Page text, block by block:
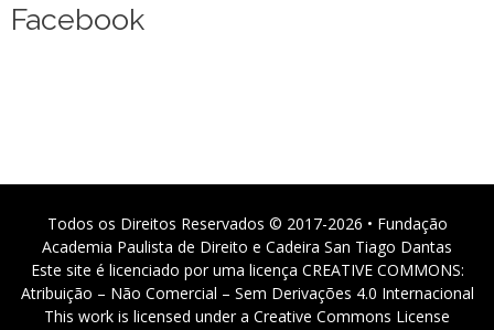
Facebook
Todos os Direitos Reservados © 2017-2026 • Fundação
Academia Paulista de Direito e Cadeira San Tiago Dantas
Este site é licenciado por uma licença CREATIVE COMMONS:
Atribuição – Não Comercial – Sem Derivações 4.0 Internacional
This work is licensed under a Creative Commons License